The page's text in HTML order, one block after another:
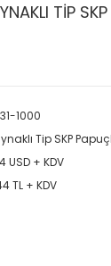
TİP
1000
Tip SKP
USD + KDV
TL + KDV